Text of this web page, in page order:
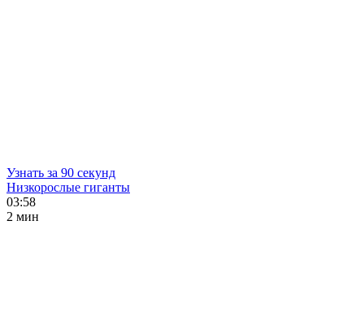
Узнать за 90 секунд
Низкорослые гиганты
03:58
2 мин